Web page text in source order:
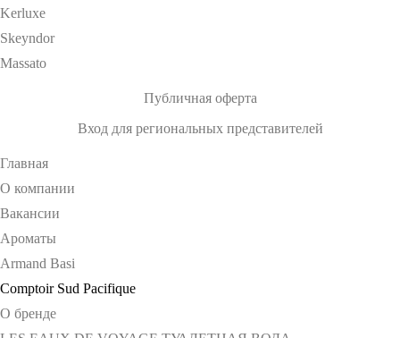
Kerluxe
Skeyndor
Massato
Публичная оферта
Вход для региональных представителей
Главная
О компании
Вакансии
Ароматы
Armand Basi
Comptoir Sud Pacifique
О бренде